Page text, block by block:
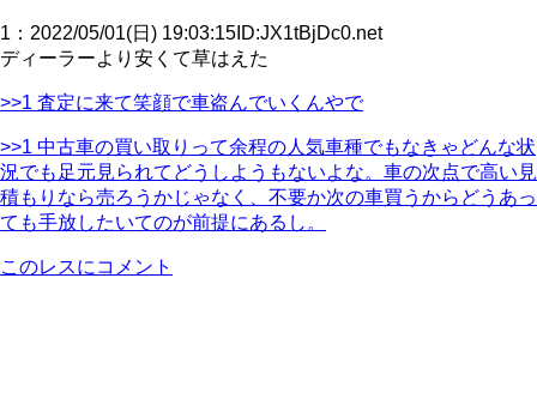
1 ： 2022/05/01(日) 19:03:15 ID:JX1tBjDc0.net
ディーラーより安くて草はえた
>>1 査定に来て笑顔で車盗んでいくんやで
>>1 中古車の買い取りって余程の人気車種でもなきゃどんな状
況でも足元見られてどうしようもないよな。車の次点で高い見
積もりなら売ろうかじゃなく、不要か次の車買うからどうあっ
ても手放したいてのが前提にあるし。
このレスにコメント